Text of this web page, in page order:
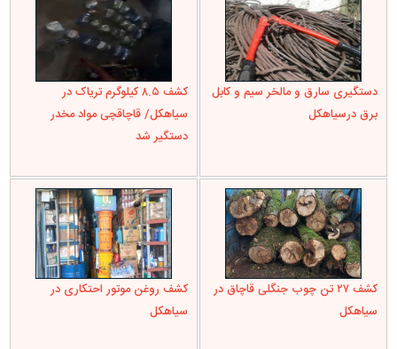
دستگیری سارق و مالخر سیم و کابل
برق درسیاهکل
کشف ۸.۵ کیلوگرم تریاک در
سیاهکل/ قاچاقچی مواد مخدر
دستگیر شد
کشف ۲۷ تن چوب جنگلی قاچاق در
سیاهکل
کشف روغن موتور احتکاری در
سیاهکل